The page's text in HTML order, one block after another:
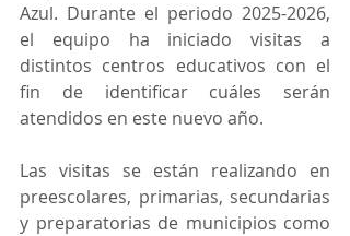
Azul. Durante el periodo 2025-2026,
el equipo ha iniciado visitas a
distintos centros educativos con el
fin de identificar cuáles serán
atendidos en este nuevo año.
Las visitas se están realizando en
preescolares, primarias, secundarias
y preparatorias de municipios como